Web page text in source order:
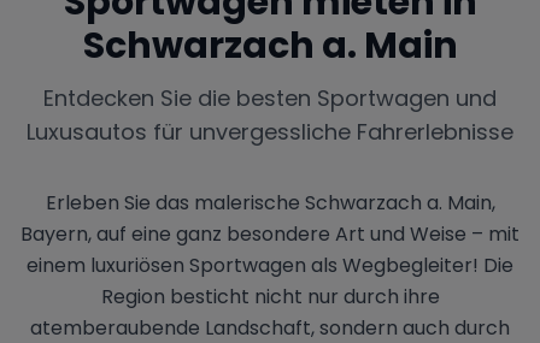
Schwarzach a. Main
Entdecken Sie die besten Sportwagen und
Luxusautos für unvergessliche Fahrerlebnisse
Erleben Sie das malerische Schwarzach a. Main,
Bayern, auf eine ganz besondere Art und Weise – mit
einem luxuriösen Sportwagen als Wegbegleiter! Die
Region besticht nicht nur durch ihre
atemberaubende Landschaft, sondern auch durch